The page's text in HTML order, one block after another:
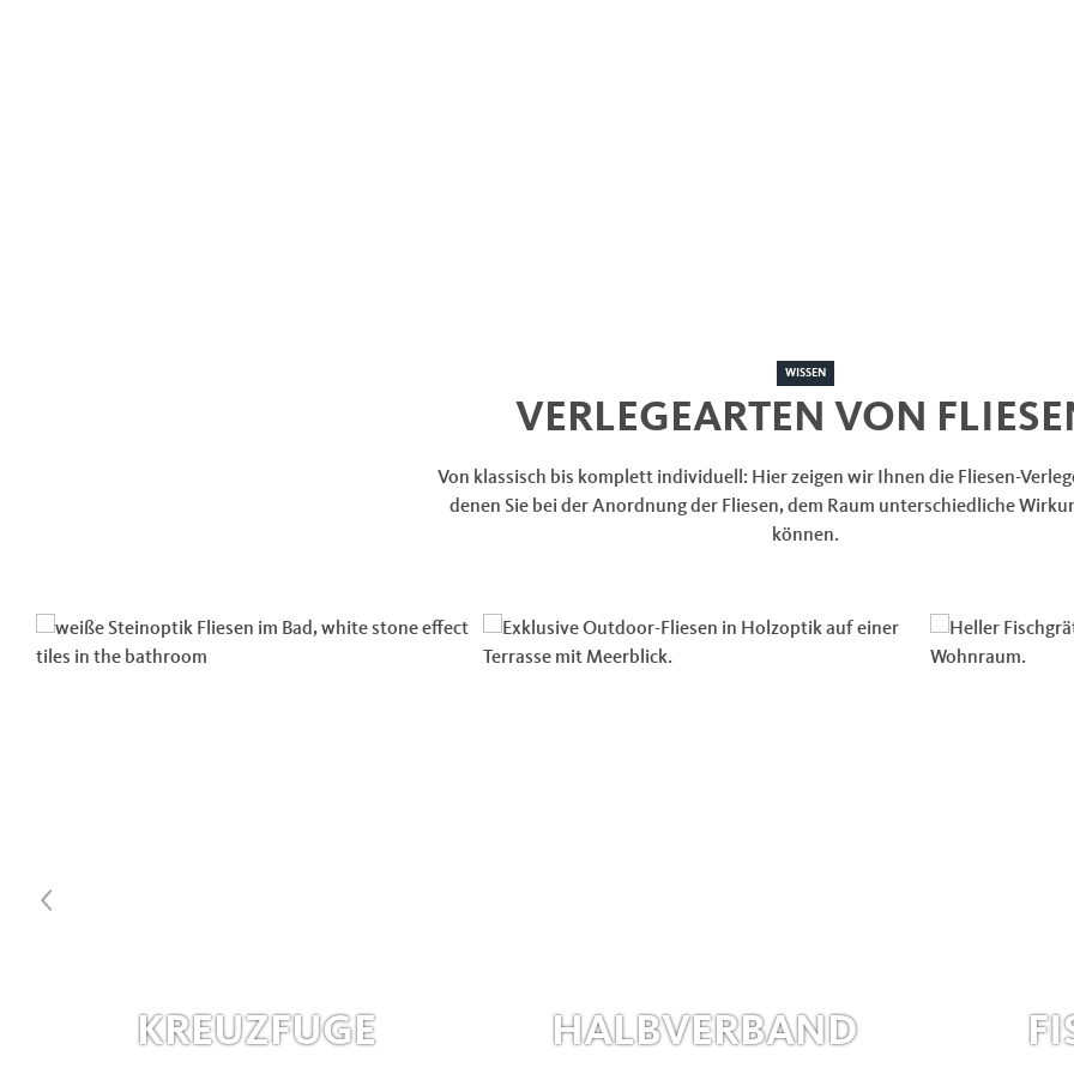
WISSEN
VERLEGEARTEN VON
Von klassisch bis komplett individuell: Hier zeigen wir Ihnen die Fliesen-
denen Sie bei der Anordnung der Fliesen, dem Raum unterschiedliche
können.
KREUZFUGE HALBVERBAND